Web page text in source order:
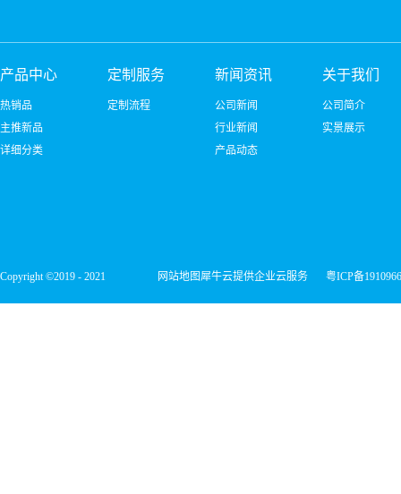
产品中心
热销品
主推新品
详细分类
定制服务
定制流程
新闻资讯
公司新闻
行业新闻
产品动态
关于我们
公司简介
实景展示
Copyright ©2019 - 2021 网站地图犀牛云提供企业云服务 粤ICP备